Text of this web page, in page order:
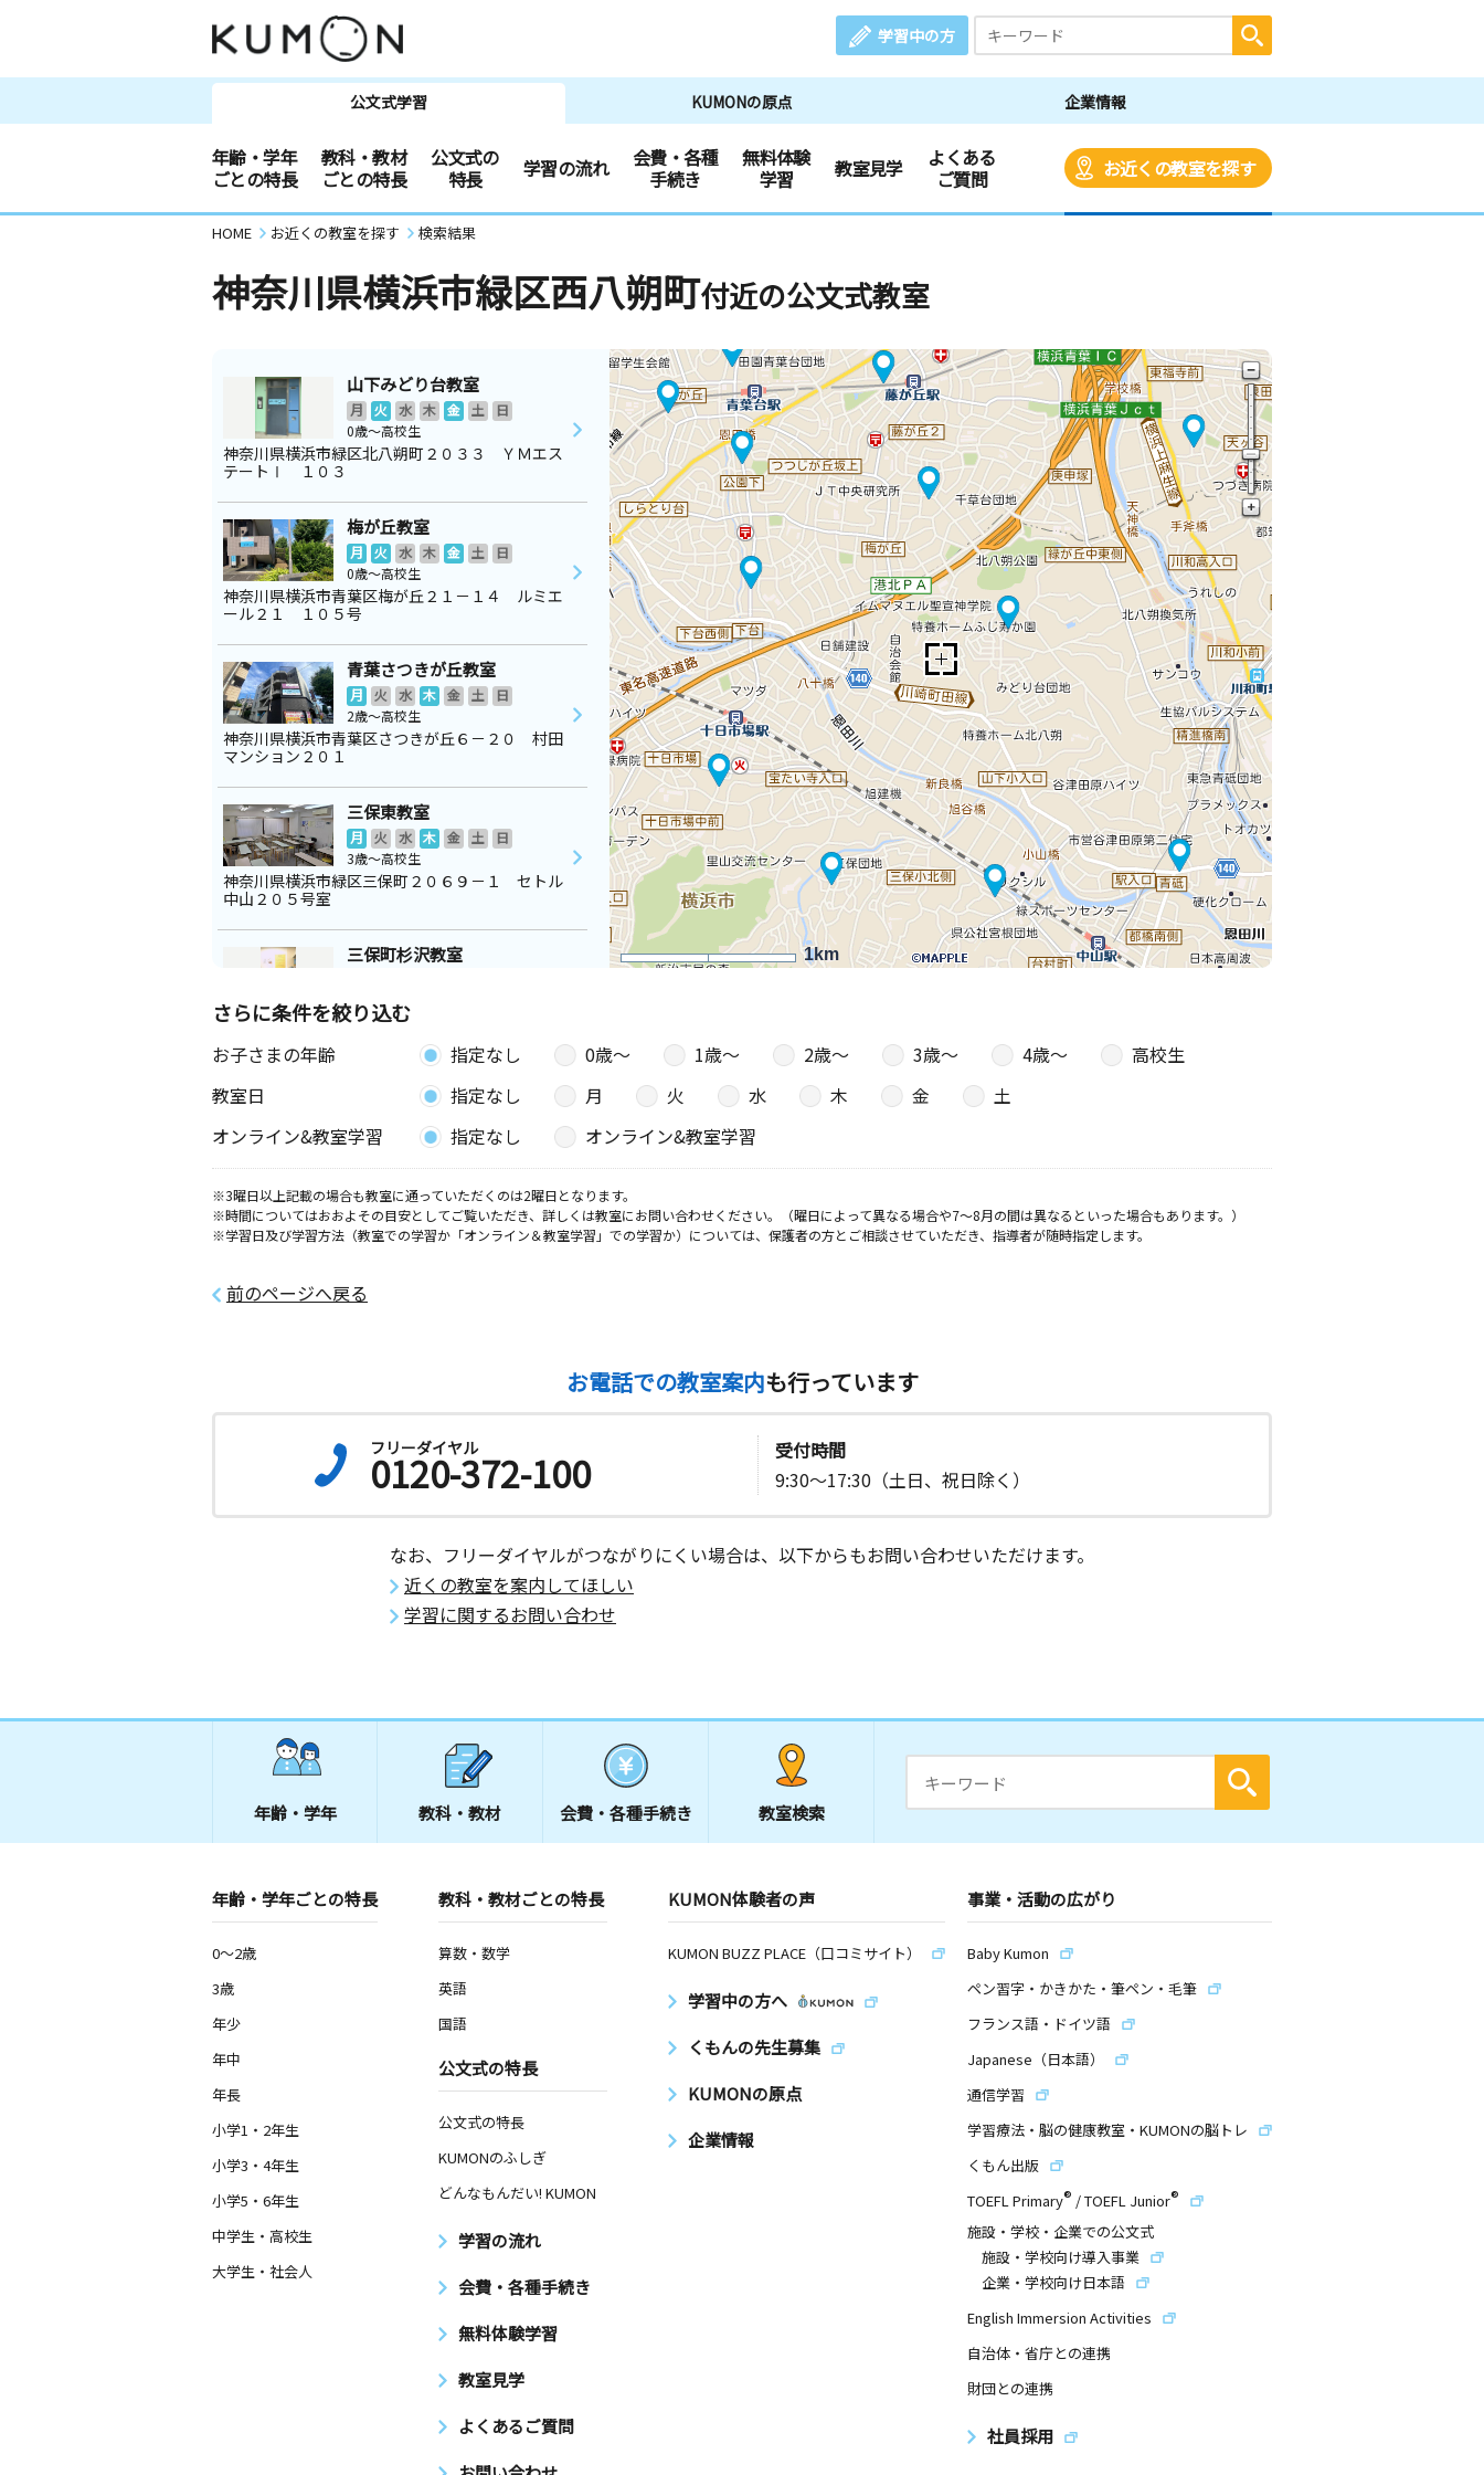
学習中の方
公文式学習 KUMONの原点 企業情報
年齢・学年
ごとの特長
教科・教材
ごとの特長
公文式の
特長
学習の流れ
会費・各種
手続き
無料体験
学習
教室見学
よくある
ご質問
お近くの教室を探す
HOME お近くの教室を探す 検索結果
神奈川県横浜市緑区西八朔町付近の公文式教室
1km
山下みどり台教室
月 火 水 木 金 土
日
0歳～高校生
神奈川県横浜市緑区北八朔町２０３３ ＹＭエス
テートⅠ １０３
梅が丘教室
月 火 水 木 金 土
日
0歳～高校生
神奈川県横浜市青葉区梅が丘２１－１４ ルミエ
ール２１ １０５号
青葉さつきが丘教室
月 火 水 木 金 土
日
2歳～高校生
神奈川県横浜市青葉区さつきが丘６－２０ 村田
マンション２０１
三保東教室
月 火 水 木 金 土
日
3歳～高校生
神奈川県横浜市緑区三保町２０６９－１ セトル
中山２０５号室
三保町杉沢教室
0歳～高校生
神奈川県横浜市緑区三保町１４１０ タウンハウ
ス十日市場Ａ１０２
藤が丘教室
木
0歳～高校生
神奈川県横浜市青葉区藤が丘２丁目３－３ 第２
十日市場教室
4歳～高校生
神奈川県横浜市緑区十日市場町８３８―１ チェ
神奈川県横浜市青葉区つつじが丘２３－７ニック
青砥教室
水 木 金 土
日
神奈川県横浜市緑区青砥町１１３０ＩＴＯＨビル
神奈川県横浜市青葉区市ケ尾町３７７ フィール
ドハイツ１０３
青葉台駅前教室
木 金 土 日
金 土 日
スト青葉台１０７号室
さらに条件を絞り込む
お子さまの年齢 指定なし 0歳〜 1歳〜 2歳〜 3歳〜 4歳〜
高校生
教室日
指定なし 月 火 水 木 金
土
オンライン&教室学習
指定なし オンライン&教室学習
※3曜日以上記載の場合も教室に通っていただくのは2曜日となります。
※時間についてはおおよその目安としてご覧いただき、詳しくは教室にお問い合わせください。（曜日によって異なる場合や7～8月の間は異なるといった場合もあります。）
※学習日及び学習方法（教室での学習か「オンライン＆教室学習」での学習か）については、保護者の方とご相談させていただき、指導者が随時指定します。
前のページへ戻る
お電話での教室案内も行っています
フリーダイヤル
0120-372-100
受付時間
9:30～17:30（土日、祝日除く）
なお、フリーダイヤルがつながりにくい場合は、以下からもお問い合わせいただけます。
近くの教室を案内してほしい
学習に関するお問い合わせ
年齢・学年 教科・教材 会費・ 各種手続き 教室検索
年齢・学年ごとの特長
0～2歳
3歳
年少
年中
年長
小学1・2年生
小学3・4年生
小学5・6年生
中学生・高校生
大学生・社会人
教科・教材ごとの特長
算数・数学
英語
国語
公文式の特長
公文式の特長
KUMONのふしぎ
どんなもんだい! KUMON
学習の流れ
会費・各種手続き
無料体験学習
教室見学
よくあるご質問
KUMON体験者の声
KUMON BUZZ PLACE（口コミサイト）
学習中の方へ
くもんの先生募集
KUMONの原点
企業情報
事業・活動の広がり
Baby Kumon
ペン習字・かきかた・筆ペン・毛筆
フランス語・ドイツ語
Japanese（日本語）
通信学習
学習療法・脳の健康教室・KUMONの脳トレ
くもん出版
TOEFL Primary® /TOEFL Junior®
施設・学校・企業での公文式
施設・学校向け導入事業
企業・学校向け日本語
English Immersion Activities
自治体・省庁との連携
財団との連携
社員採用